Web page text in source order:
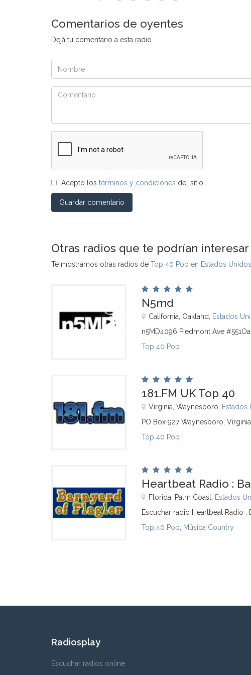
Comentarios de oyentes
Dejá tu comentario a esta radio.
Acepto los términos y condiciones del sitio
Guardar comentario
Otras radios que te podrían interesar
Te mostramos otras radios de Top 40 Pop en Estados Unidos
N5md
California, Oakland,
Estados
n5MD4096 Piedmont Ave
Top 40 Pop
181.FM UK Top 40
Virginia, Waynesboro,
Estados
PO Box 927 Waynesboro,
Top 40 Pop
Heartbeat Radio :
Florida, Palm Coast, Estados
Escuchar radio Heartbeat Radio
Top 40 Pop
Música Country
Radiosplay
Escuchar radios online